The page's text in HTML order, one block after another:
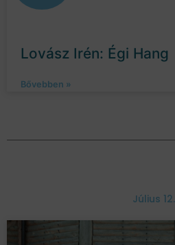
Lovász Irén: Égi Hang
Bővebben »
Július 12.